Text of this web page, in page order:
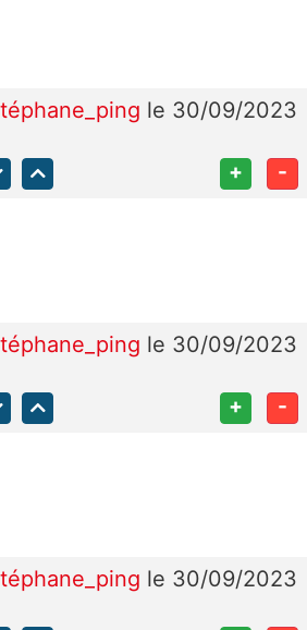
le 30/09/2023
+ -
le 30/09/2023
+ -
le 30/09/2023